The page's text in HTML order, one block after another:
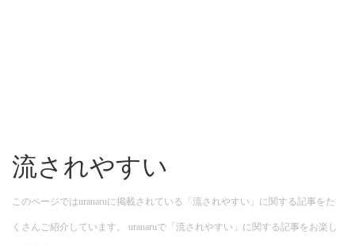
流されやすい
このページではuranaruに掲載されている「流されやすい」に関する記事をた
くさんご紹介しています。 uranaruで「流されやすい」に関する記事をお楽し